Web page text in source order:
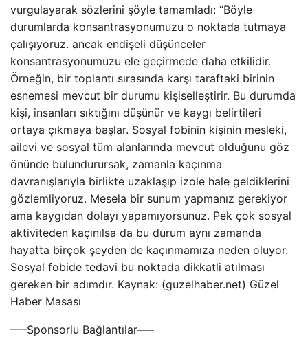
vurgulayarak sözlerini şöyle tamamladı: “Böyle
durumlarda konsantrasyonumuzu o noktada tutmaya
çalışıyoruz. ancak endişeli düşünceler
konsantrasyonumuzu ele geçirmede daha etkilidir.
Örneğin, bir toplantı sırasında karşı taraftaki birinin
esnemesi mevcut bir durumu kişiselleştirir. Bu durumda
kişi, insanları sıktığını düşünür ve kaygı belirtileri
ortaya çıkmaya başlar. Sosyal fobinin kişinin mesleki,
ailevi ve sosyal tüm alanlarında mevcut olduğunu göz
önünde bulundurursak, zamanla kaçınma
davranışlarıyla birlikte uzaklaşıp izole hale geldiklerini
gözlemliyoruz. Mesela bir sunum yapmanız gerekiyor
ama kaygıdan dolayı yapamıyorsunuz. Pek çok sosyal
aktiviteden kaçınılsa da bu durum aynı zamanda
hayatta birçok şeyden de kaçınmamıza neden oluyor.
Sosyal fobide tedavi bu noktada dikkatli atılması
gereken bir adımdır. Kaynak: (guzelhaber.net) Güzel
Haber Masası
—–Sponsorlu Bağlantılar—–